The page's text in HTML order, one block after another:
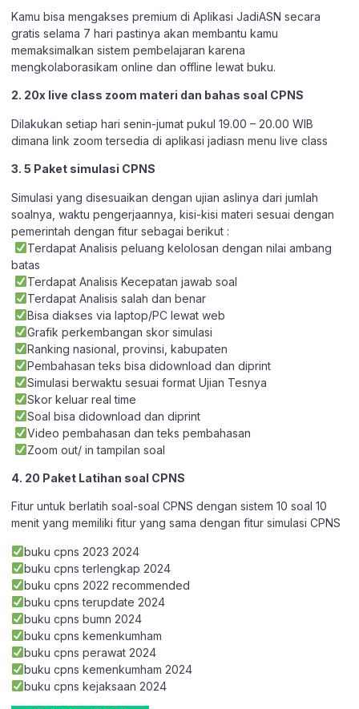
Kamu bisa mengakses premium di Aplikasi JadiASN secara
gratis selama 7 hari pastinya akan membantu kamu
memaksimalkan sistem pembelajaran karena
mengkolaborasikam online dan offline lewat buku.
2. 20x live class zoom materi dan bahas soal CPNS
Dilakukan setiap hari senin-jumat pukul 19.00 – 20.00 WIB
dimana link zoom tersedia di aplikasi jadiasn menu live class
3. 5 Paket simulasi CPNS
Simulasi yang disesuaikan dengan ujian aslinya dari jumlah
soalnya, waktu pengerjaannya, kisi-kisi materi sesuai dengan
pemerintah dengan fitur sebagai berikut :
Terdapat Analisis peluang kelolosan dengan nilai ambang
batas
Terdapat Analisis Kecepatan jawab soal
Terdapat Analisis salah dan benar
Bisa diakses via laptop/PC lewat web
Grafik perkembangan skor simulasi
Ranking nasional, provinsi, kabupaten
Pembahasan teks bisa didownload dan diprint
Simulasi berwaktu sesuai format Ujian Tesnya
Skor keluar real time
Soal bisa didownload dan diprint
Video pembahasan dan teks pembahasan
Zoom out/ in tampilan soal
4. 20 Paket Latihan soal CPNS
Fitur untuk berlatih soal-soal CPNS dengan sistem 10 soal 10
menit yang memiliki fitur yang sama dengan fitur simulasi CPNS
buku cpns 2023 2024
buku cpns terlengkap 2024
buku cpns 2022 recommended
buku cpns terupdate 2024
buku cpns bumn 2024
buku cpns kemenkumham
buku cpns perawat 2024
buku cpns kemenkumham 2024
buku cpns kejaksaan 2024